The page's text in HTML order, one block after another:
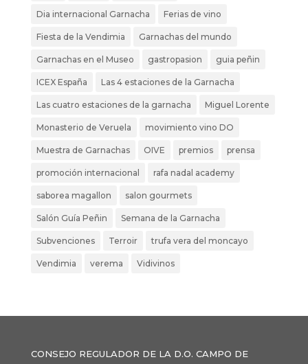
Dia internacional Garnacha Ferias de vino
Fiesta de la Vendimia Garnachas del mundo
Garnachas en el Museo gastropasion guia peñin
ICEX España Las 4 estaciones de la Garnacha
Las cuatro estaciones de la garnacha Miguel Lorente
Monasterio de Veruela movimiento vino DO
Muestra de Garnachas OIVE premios prensa
promoción internacional rafa nadal academy
saborea magallon salon gourmets
Salón Guía Peñin Semana de la Garnacha
Subvenciones Terroir trufa vera del moncayo
Vendimia verema Vidivinos
CONSEJO REGULADOR DE LA D.O. CAMPO DE